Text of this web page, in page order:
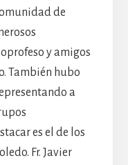
de
y amigos
También hubo
a
es el de los
Fr. Javier